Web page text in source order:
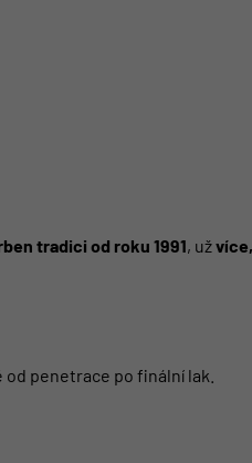
tradici od roku 1991, už
penetrace po finální lak.